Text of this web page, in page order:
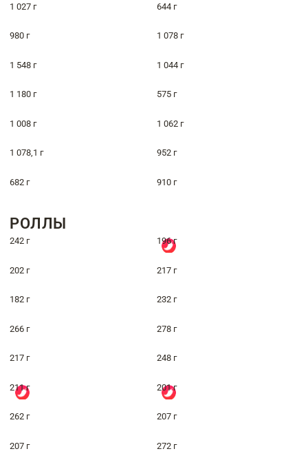
1 027 г 644 г
980 г 1 078 г
1 548 г 1 044 г
1 180 г 575 г
1 008 г 1 062 г
1 078,1 г 952 г
682 г 910 г
РОЛЛЫ
242 г 196 г
202 г 217 г
182 г 232 г
266 г 278 г
217 г 248 г
211 г 201 г
262 г 207 г
207 г 272 г